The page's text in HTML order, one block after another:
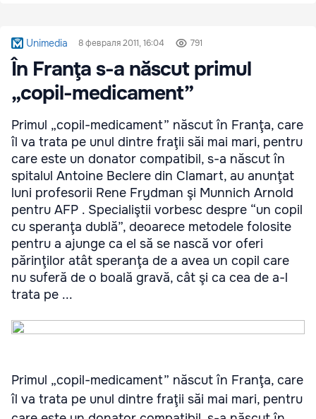
Unimedia 8 февраля 2011, 16:04 791
În Franţa s-a născut primul
„copil-medicament”
Primul „copil-medicament” născut în Franţa, care
îl va trata pe unul dintre fraţii săi mai mari, pentru
care este un donator compatibil, s-a născut în
spitalul Antoine Beclere din Clamart, au anunţat
luni profesorii Rene Frydman şi Munnich Arnold
pentru AFP . Specialiştii vorbesc despre “un copil
cu speranţa dublă”, deoarece metodele folosite
pentru a ajunge ca el să se nască vor oferi
părinţilor atât speranţa de a avea un copil care
nu suferă de o boală gravă, cât şi ca cea de a-l
trata pe ...
Primul „copil-medicament” născut în Franţa, care
îl va trata pe unul dintre fraţii săi mai mari, pentru